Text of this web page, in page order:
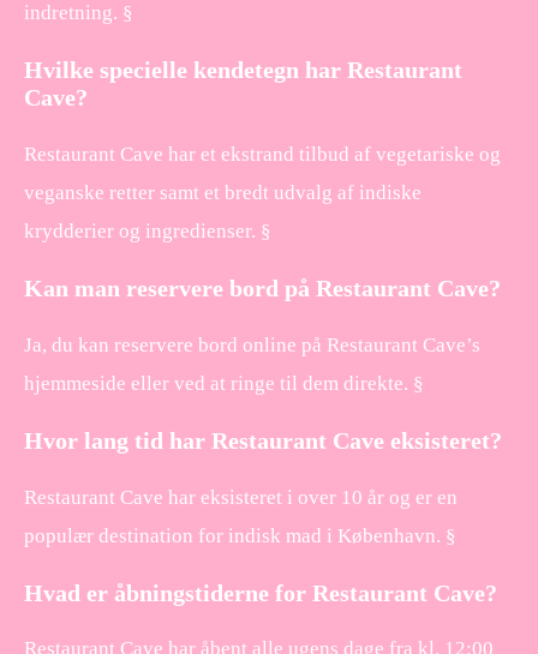
indretning. §
Hvilke specielle kendetegn har Restaurant
Cave?
Restaurant Cave har et ekstrand tilbud af vegetariske og
veganske retter samt et bredt udvalg af indiske
krydderier og ingredienser. §
Kan man reservere bord på Restaurant Cave?
Ja, du kan reservere bord online på Restaurant Cave’s
hjemmeside eller ved at ringe til dem direkte. §
Hvor lang tid har Restaurant Cave eksisteret?
Restaurant Cave har eksisteret i over 10 år og er en
populær destination for indisk mad i København. §
Hvad er åbningstiderne for Restaurant Cave?
Restaurant Cave har åbent alle ugens dage fra kl. 12:00